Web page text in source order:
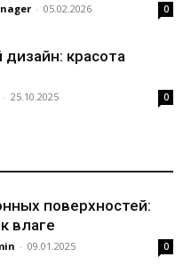
- 05.02.2026 0
красота
- 25.10.2025 0
поверхностей:
влаге
- 09.01.2025 0